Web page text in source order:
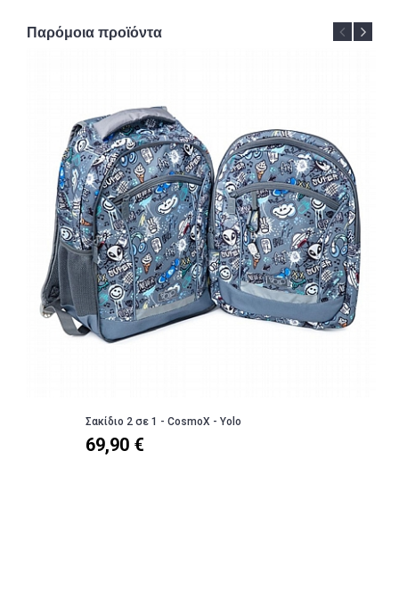
Παρόμοια προϊόντα
Σακίδιο 2 σε 1 - CosmoX - Yolo
69,90 €